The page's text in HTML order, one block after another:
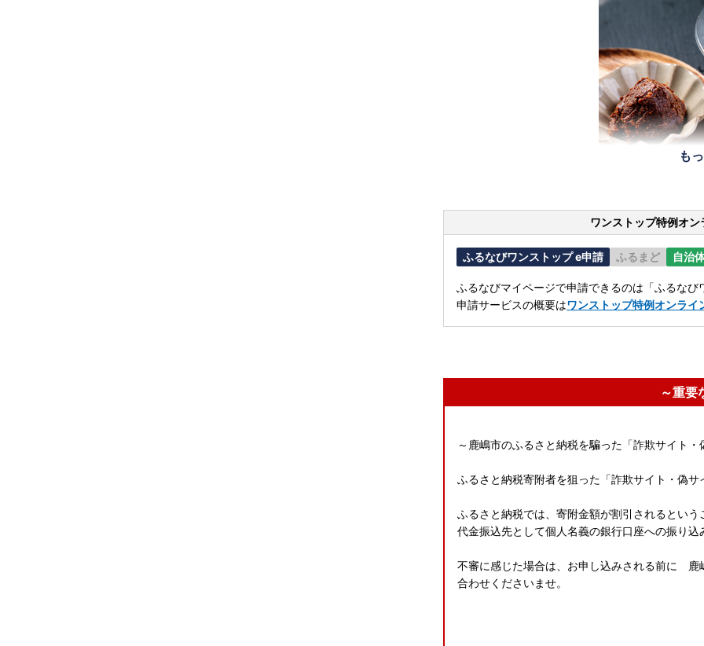
も
ワンストップ特例オン
ふるなびワンストップ e申請 ふるまど 自治
ふるなびマイページで申請できるのは「ふるなび
申請サービスの概要はワンストップ特例オンライ
～重要
～鹿嶋市のふるさと納税を騙った「詐欺サイト
ふるさと納税寄附者を狙った「詐欺サイト・偽サ
ふるさと納税では、寄附金額が割引されるという
代金振込先として個人名義の銀行口座への振り込
不審に感じた場合は、お申し込みされる前に
合わせくださいませ。